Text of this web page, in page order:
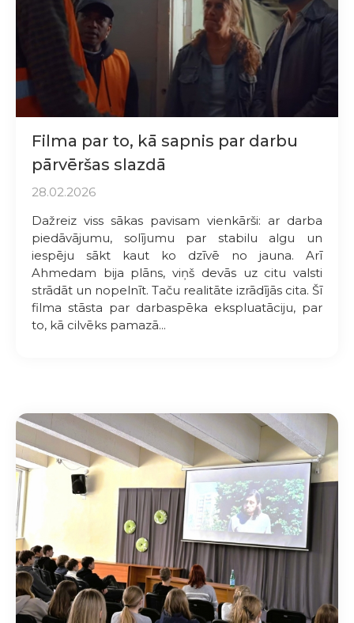
Filma par to, kā sapnis par darbu
pārvēršas slazdā
28.02.2026
Dažreiz viss sākas pavisam vienkārši: ar darba
piedāvājumu, solījumu par stabilu algu un
iespēju sākt kaut ko dzīvē no jauna. Arī
Ahmedam bija plāns, viņš devās uz citu valsti
strādāt un nopelnīt. Taču realitāte izrādījās cita. Šī
filma stāsta par darbaspēka ekspluatāciju, par
to, kā cilvēks pamazā...